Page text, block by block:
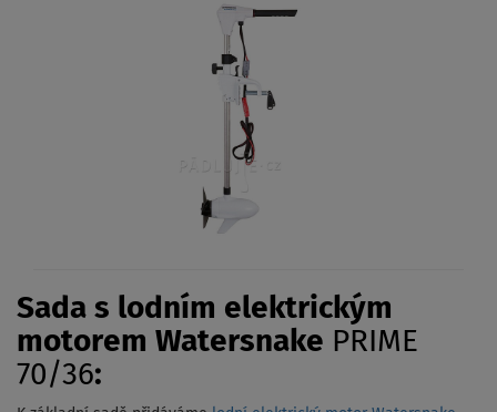
Sada s lodním elektrickým
motorem Watersnake PRIME
70/36: